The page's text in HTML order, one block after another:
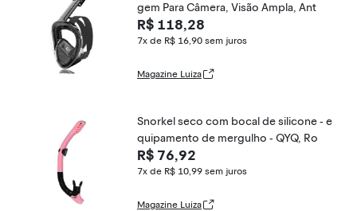
gem Para Câmera, Visão Ampla, Ant
R$ 118,28
7x de R$ 16,90 sem juros
Magazine Luiza
Snorkel seco com bocal de silicone - e
quipamento de mergulho - QYQ, Ro
R$ 76,92
7x de R$ 10,99 sem juros
Magazine Luiza